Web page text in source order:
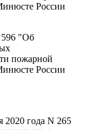
России
"Об
пожарной
России
2020 года N 265